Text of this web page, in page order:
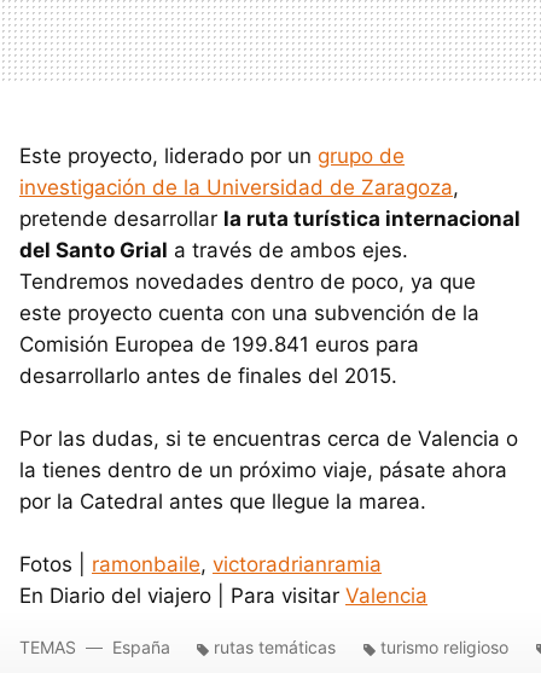
Este proyecto, liderado por un grupo de
investigación de la Universidad de Zaragoza,
pretende desarrollar la ruta turística internacional
del Santo Grial a través de ambos ejes.
Tendremos novedades dentro de poco, ya que
este proyecto cuenta con una subvención de la
Comisión Europea de 199.841 euros para
desarrollarlo antes de finales del 2015.
Por las dudas, si te encuentras cerca de Valencia o
la tienes dentro de un próximo viaje, pásate ahora
por la Catedral antes que llegue la marea.
Fotos | ramonbaile, victoradrianramia
En Diario del viajero | Para visitar Valencia
TEMAS España rutas temáticas turismo religioso